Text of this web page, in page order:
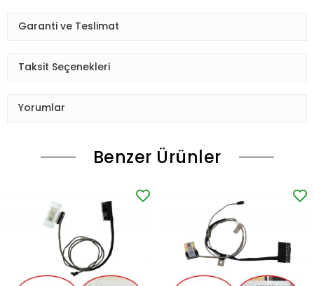
Garanti ve Teslimat
Taksit Seçenekleri
Yorumlar
Benzer Ürünler